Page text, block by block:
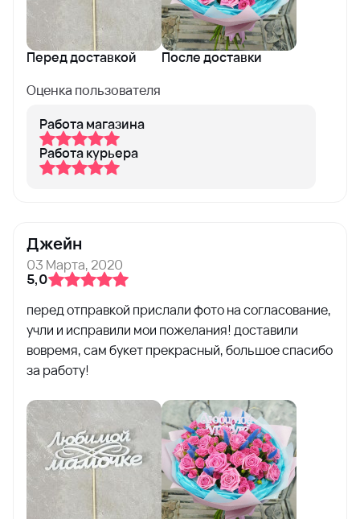
Перед доставкой
После доставки
Оценка пользователя
Работа магазина
Работа курьера
Джейн
5,0
03 Марта, 2020
перед отправкой прислали фото на согласование,
учли и исправили мои пожелания! доставили
вовремя, сам букет прекрасный, большое спасибо
за работу!